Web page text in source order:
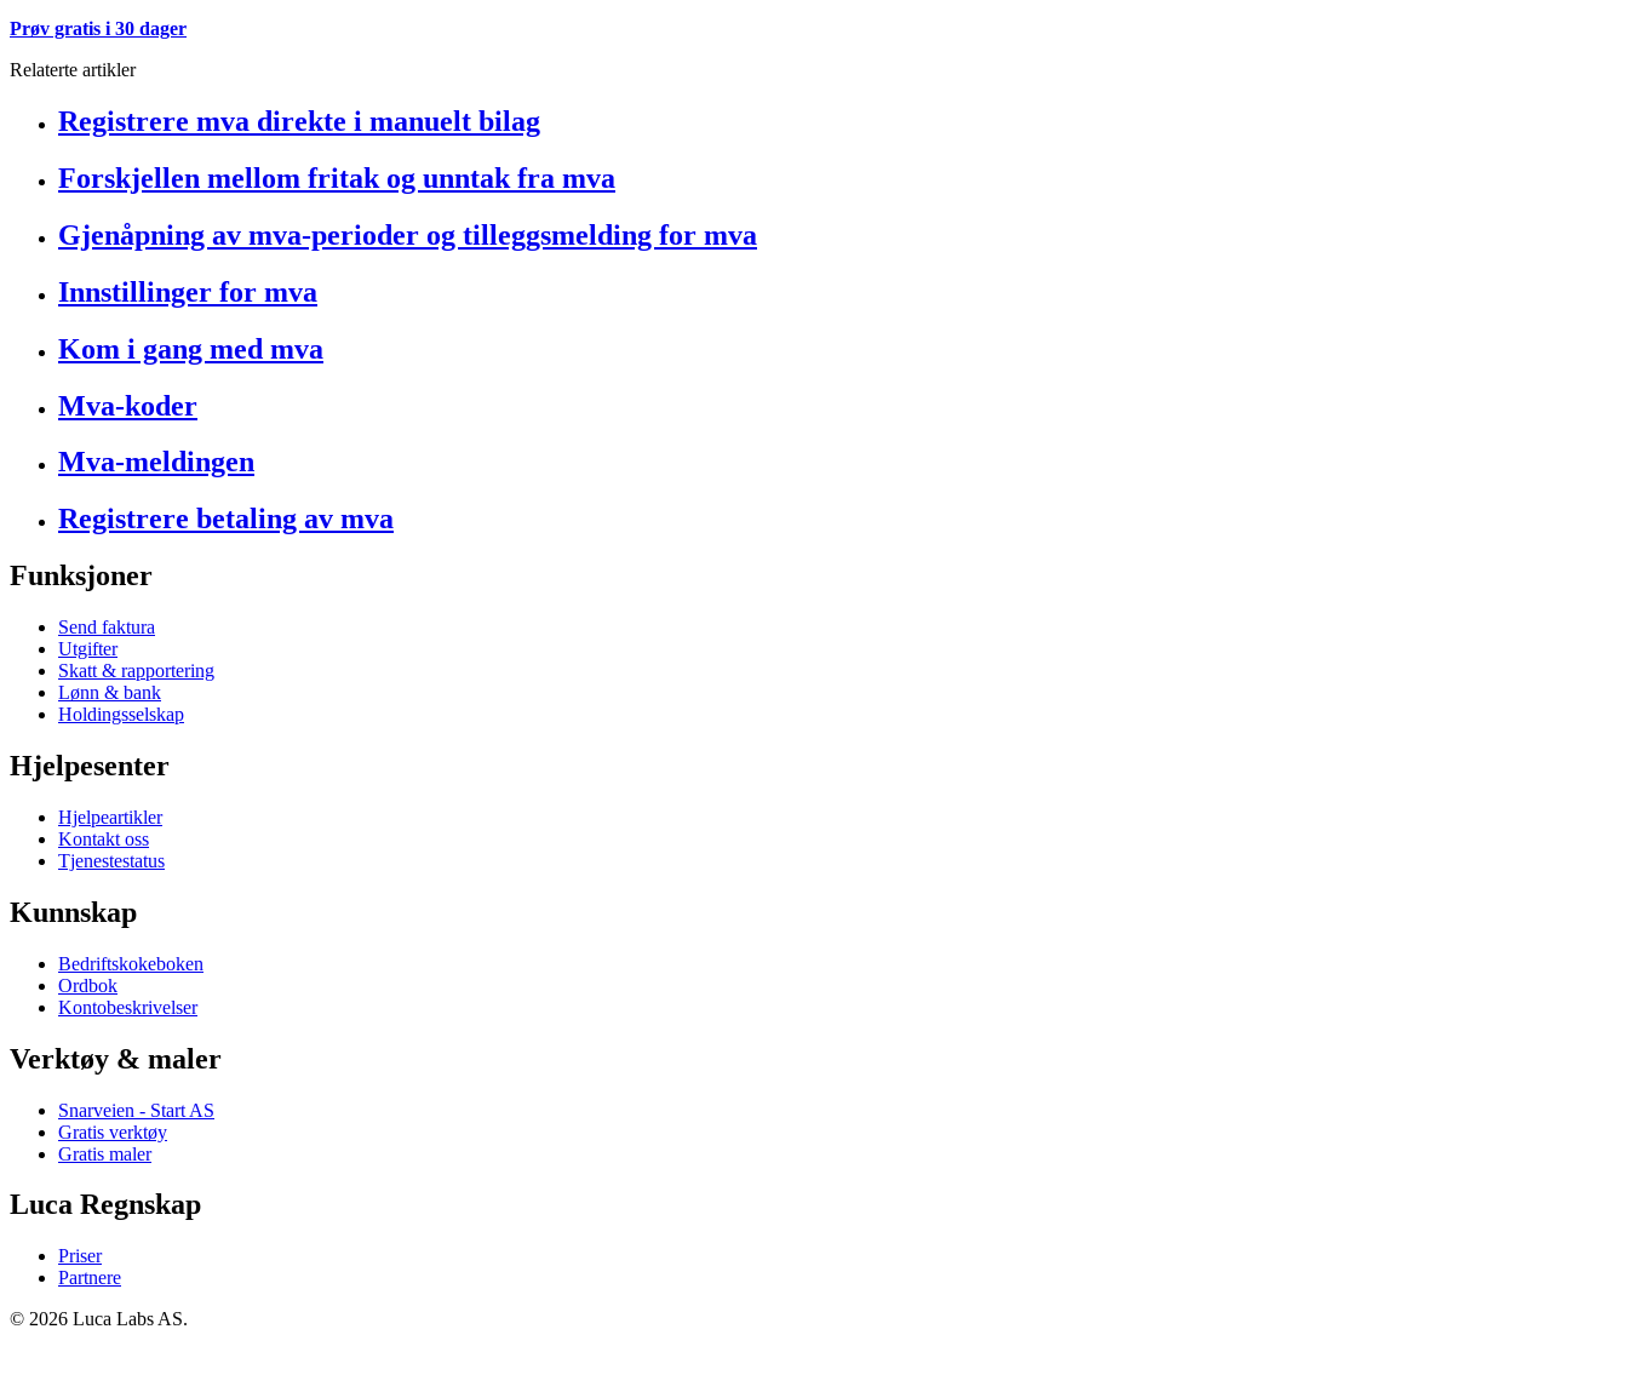
Prøv gratis i 30 dager
Relaterte artikler
Registrere mva direkte i manuelt bilag
Forskjellen mellom fritak og unntak fra mva
Gjenåpning av mva-perioder og tilleggsmelding for mva
Innstillinger for mva
Kom i gang med mva
Mva-koder
Mva-meldingen
Registrere betaling av mva
Funksjoner
Send faktura
Utgifter
Skatt & rapportering
Lønn & bank
Holdingsselskap
Hjelpesenter
Hjelpeartikler
Kontakt oss
Tjenestestatus
Kunnskap
Bedriftskokeboken
Ordbok
Kontobeskrivelser
Verktøy & maler
Snarveien - Start AS
Gratis verktøy
Gratis maler
Luca Regnskap
Priser
Partnere
© 2026 Luca Labs AS.